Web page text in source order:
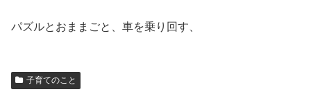
パズルとおままごと、車を乗り回す、
子育てのこと